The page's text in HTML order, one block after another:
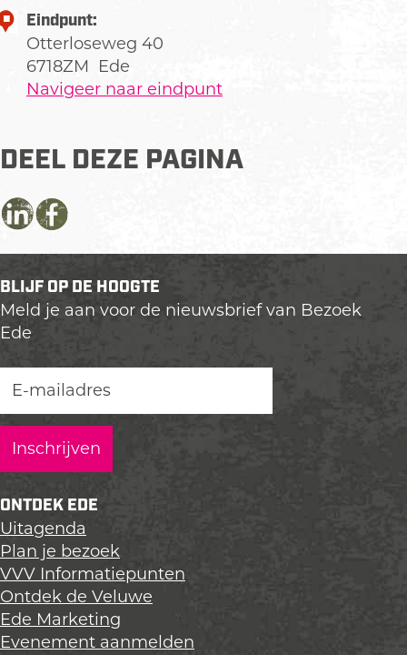
Eindpunt:
Otterloseweg 40
6718ZM Ede
Navigeer naar eindpunt
DEEL DEZE PAGINA
D
l
d
e
e
a
g
i
n
a
o
p
L
i
n
D
l
d
e
a
g
i
n
o
p
F
a
c
l
d
e
a
g
i
n
o
p
X
BLIJF OP DE HOOGTE
Meld je aan voor de nieuwsbrief van Bezoek
Ede
ONTDEK EDE
Uitagenda
Plan je bezoek
VVV Informatiepunten
Ontdek de Veluwe
Ede Marketing
Evenement aanmelden